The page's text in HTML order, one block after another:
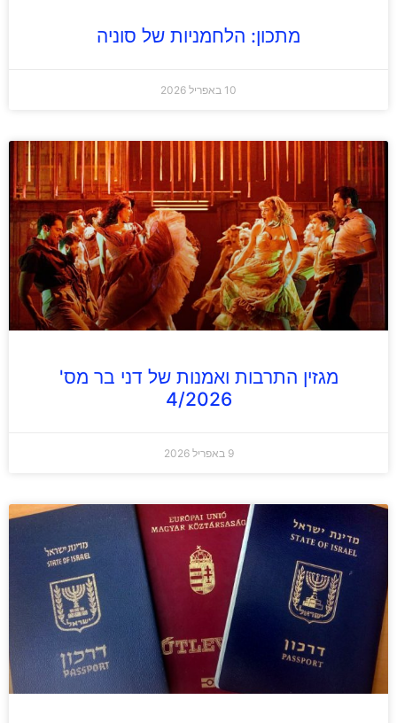
מתכון: הלחמניות של סוניה
10 באפריל 2026
מגזין התרבות ואמנות של דני בר מס'
4/2026
9 באפריל 2026